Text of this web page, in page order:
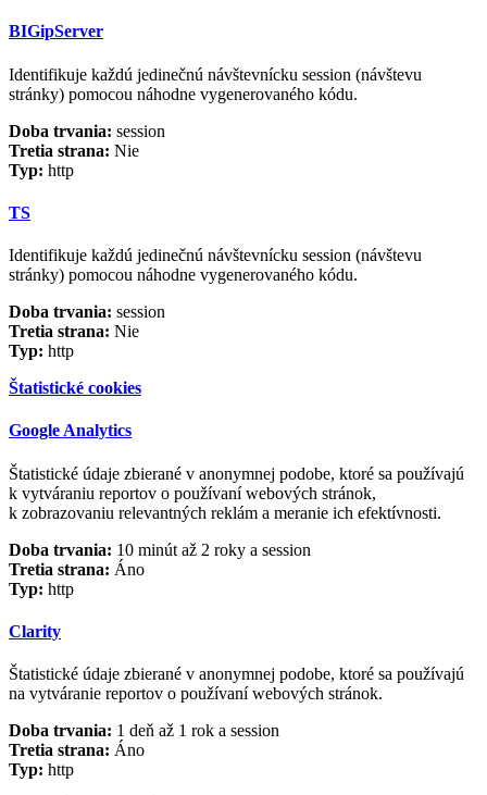
BIGipServer
Identifikuje každú jedinečnú návštevnícku session (návštevu
stránky) pomocou náhodne vygenerovaného kódu.
Doba trvania: session
Tretia strana: Nie
Typ: http
TS
Identifikuje každú jedinečnú návštevnícku session (návštevu
stránky) pomocou náhodne vygenerovaného kódu.
Doba trvania: session
Tretia strana: Nie
Typ: http
Štatistické cookies
Google Analytics
Štatistické údaje zbierané v anonymnej podobe, ktoré sa používajú
k vytváraniu reportov o používaní webových stránok,
k zobrazovaniu relevantných reklám a meranie ich efektívnosti.
Doba trvania: 10 minút až 2 roky a session
Tretia strana: Áno
Typ: http
Clarity
Štatistické údaje zbierané v anonymnej podobe, ktoré sa používajú
na vytváranie reportov o používaní webových stránok.
Doba trvania: 1 deň až 1 rok a session
Tretia strana: Áno
Typ: http